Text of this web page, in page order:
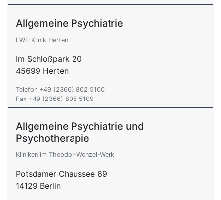
Allgemeine Psychiatrie
LWL-Klinik Herten
Im Schloßpark 20
45699 Herten
Telefon +49 (2366) 802 5100
Fax +49 (2366) 805 5109
Allgemeine Psychiatrie und
Psychotherapie
Kliniken im Theodor-Wenzel-Werk
Potsdamer Chaussee 69
14129 Berlin